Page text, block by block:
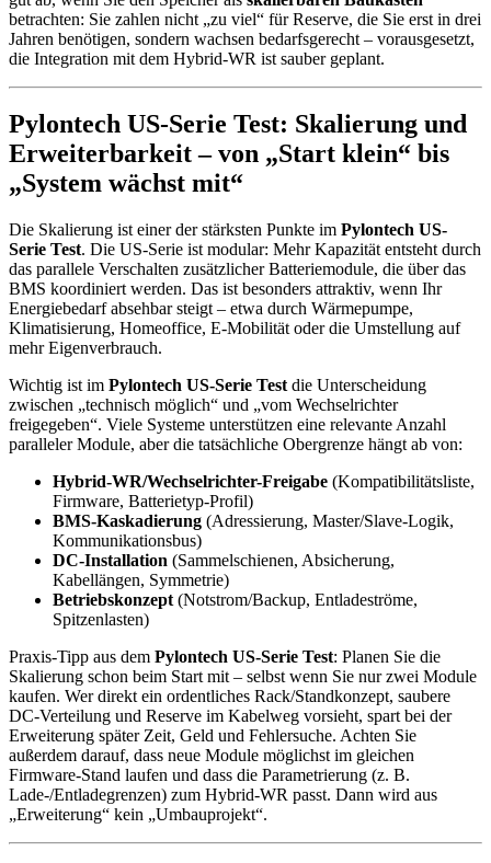
betrachten: Sie zahlen nicht „zu viel“ für Reserve, die Sie erst in drei
Jahren benötigen, sondern wachsen bedarfsgerecht – vorausgesetzt,
die Integration mit dem Hybrid-WR ist sauber geplant.
Pylontech US-Serie Test: Skalierung und
Erweiterbarkeit – von „Start klein“ bis
„System wächst mit“
Die Skalierung ist einer der stärksten Punkte im Pylontech US-
Serie Test. Die US-Serie ist modular: Mehr Kapazität entsteht durch
das parallele Verschalten zusätzlicher Batteriemodule, die über das
BMS koordiniert werden. Das ist besonders attraktiv, wenn Ihr
Energiebedarf absehbar steigt – etwa durch Wärmepumpe,
Klimatisierung, Homeoffice, E-Mobilität oder die Umstellung auf
mehr Eigenverbrauch.
Wichtig ist im Pylontech US-Serie Test die Unterscheidung
zwischen „technisch möglich“ und „vom Wechselrichter
freigegeben“. Viele Systeme unterstützen eine relevante Anzahl
paralleler Module, aber die tatsächliche Obergrenze hängt ab von:
Hybrid-WR/Wechselrichter-Freigabe (Kompatibilitätsliste,
Firmware, Batterietyp-Profil)
BMS-Kaskadierung (Adressierung, Master/Slave-Logik,
Kommunikationsbus)
DC-Installation (Sammelschienen, Absicherung,
Kabellängen, Symmetrie)
Betriebskonzept (Notstrom/Backup, Entladeströme,
Spitzenlasten)
Praxis-Tipp aus dem Pylontech US-Serie Test: Planen Sie die
Skalierung schon beim Start mit – selbst wenn Sie nur zwei Module
kaufen. Wer direkt ein ordentliches Rack/Standkonzept, saubere
DC-Verteilung und Reserve im Kabelweg vorsieht, spart bei der
Erweiterung später Zeit, Geld und Fehlersuche. Achten Sie
außerdem darauf, dass neue Module möglichst im gleichen
Firmware-Stand laufen und dass die Parametrierung (z. B.
Lade-/Entladegrenzen) zum Hybrid-WR passt. Dann wird aus
„Erweiterung“ kein „Umbauprojekt“.